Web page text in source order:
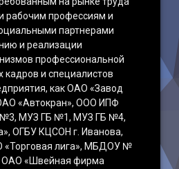
рабочим профессиям и
партнерами
и реализации
профессиональной
кадров и специалистов
как ОАО «Завод
«Автокран», ООО ИПФ
№3, МУЗ ГБ №1, МУЗ ГБ №4,
ОГБУ КЦСОН г. Иванова,
«Торговая лига», МБДОУ №
ОАО «Швейная фирма